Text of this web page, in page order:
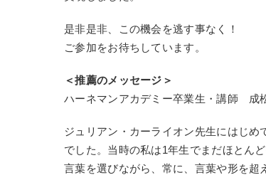
是非是非、この機会を逃す事なく！
ご参加をお待ちしています。
＜推薦のメッセージ＞
ハーネマンアカデミー卒業生・講師 成
ジュリアン・カーライオン先生にはじ
でした。当時の私は1年生でまだほとん
言葉を選びながら、常に、言葉や形を超